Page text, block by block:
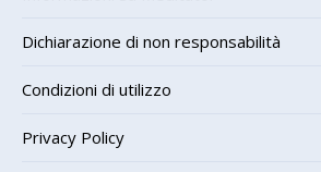
Dichiarazione di non responsabilità
Condizioni di utilizzo
Privacy Policy